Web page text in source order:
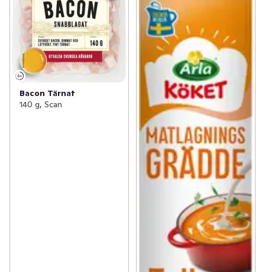
Bacon Tärnat
140 g, Scan